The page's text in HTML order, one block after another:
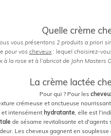
Quelle crème
vous présentons 2 produits a priori
pour vos cheveux : lequel choisirez-
la rose et à l’abricot de John Masters
La crème lactée
Pour qui ? Pour les
crémeuse et onctueuse
et intensément hydratante, elle est
de sésame revitalisante et d'agents
Les cheveux gagnent en